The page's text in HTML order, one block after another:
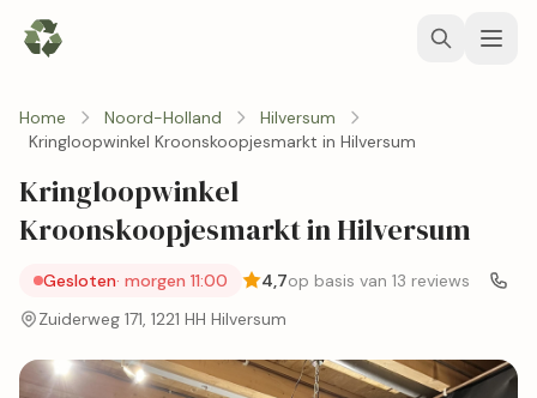
Home Noord-Holland
Hilversum
Kringloopwinkel Kroonskoopjesmarkt in Hilversum
Kringloopwinkel
Kroonskoopjesmarkt in Hilversum
Gesloten· morgen 11:00 4,7op basis van 13 reviews
Zuiderweg 171, 1221 HH Hilversum